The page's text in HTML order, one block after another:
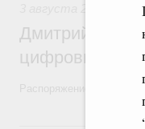
Дмитрий
цифровых
Распоряжение от 25